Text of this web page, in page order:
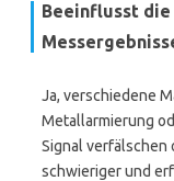
Beeinflusst
Ja, verschiedene
Metallarmierung
Signal verfälschen
schwieriger und